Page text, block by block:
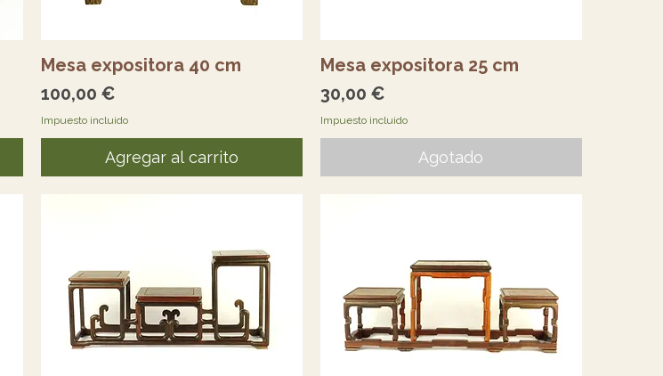
Vista rápida
Mesa expositora 40 cm
Precio
100,00 €
Impuesto incluido
Agregar al carrito
Vista rápida
Mesa expositora 25 cm
Precio
30,00 €
Impuesto incluido
Agotado